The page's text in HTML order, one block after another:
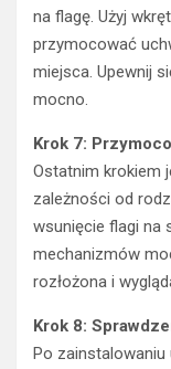
na flagę. Użyj
przymocować
miejsca. Upewnij
mocno.
Krok 7:
Ostatnim krokiem
zależności od
wsunięcie flagi na
mechanizmów
rozłożona i
Krok 8:
Po